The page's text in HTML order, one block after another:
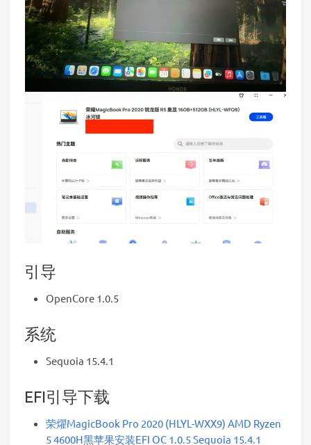
引导
OpenCore 1.0.5
系统
Sequoia 15.4.1
EFI引导下载
荣燿MagicBook Pro 2020 (HLYL-WXX9) AMD Ryzen
5 4600H黑苹果安装EFI OC 1.0.5 Sequoia 15.4.1